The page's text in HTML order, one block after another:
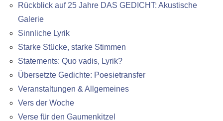
Rückblick auf 25 Jahre DAS GEDICHT: Akustische
Galerie
Sinnliche Lyrik
Starke Stücke, starke Stimmen
Statements: Quo vadis, Lyrik?
Übersetzte Gedichte: Poesietransfer
Veranstaltungen & Allgemeines
Vers der Woche
Verse für den Gaumenkitzel